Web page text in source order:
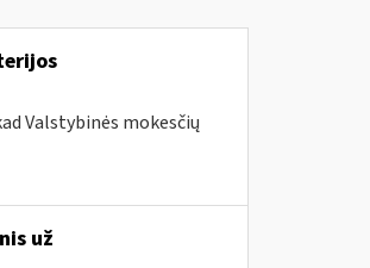
Valstybinės mokesčių
už